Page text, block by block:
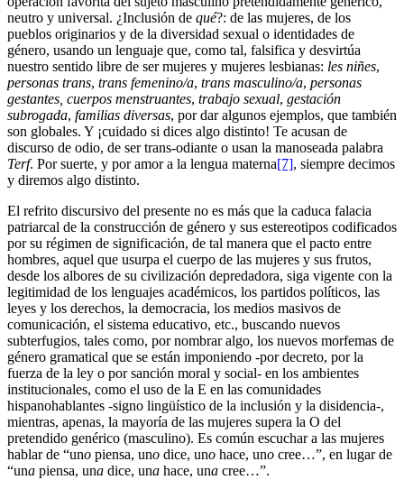
neutro y universal. ¿Inclusión de qué?: de las mujeres, de los
pueblos originarios y de la diversidad sexual o identidades de
género, usando un lenguaje que, como tal, falsifica y desvirtúa
nuestro sentido libre de ser mujeres y mujeres lesbianas: les niñes,
personas trans, trans femenino/a, trans masculino/a, personas
gestantes, cuerpos menstruantes, trabajo sexual, gestación
subrogada, familias diversas, por dar algunos ejemplos, que también
son globales. Y ¡cuidado si dices algo distinto! Te acusan de
discurso de odio, de ser trans-odiante o usan la manoseada palabra
Terf. Por suerte, y por amor a la lengua materna[7], siempre decimos
y diremos algo distinto.
El refrito discursivo del presente no es más que la caduca falacia
patriarcal de la construcción de género y sus estereotipos codificados
por su régimen de significación, de tal manera que el pacto entre
hombres, aquel que usurpa el cuerpo de las mujeres y sus frutos,
desde los albores de su civilización depredadora, siga vigente con la
legitimidad de los lenguajes académicos, los partidos políticos, las
leyes y los derechos, la democracia, los medios masivos de
comunicación, el sistema educativo, etc., buscando nuevos
subterfugios, tales como, por nombrar algo, los nuevos morfemas de
género gramatical que se están imponiendo -por decreto, por la
fuerza de la ley o por sanción moral y social- en los ambientes
institucionales, como el uso de la E en las comunidades
hispanohablantes -signo lingüístico de la inclusión y la disidencia-,
mientras, apenas, la mayoría de las mujeres supera la O del
pretendido genérico (masculino). Es común escuchar a las mujeres
hablar de “uno piensa, uno dice, uno hace, uno cree…”, en lugar de
“una piensa, una dice, una hace, una cree…”.